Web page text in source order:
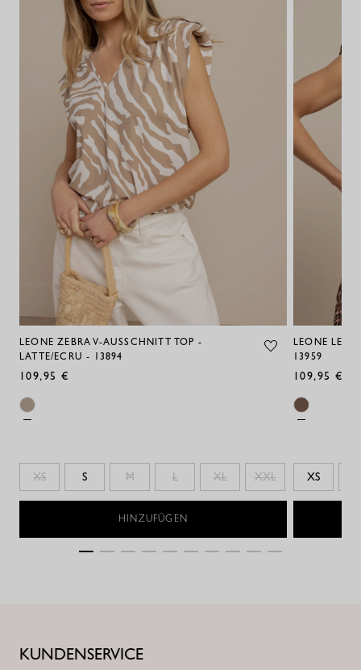
LEONE ZEBRA V-AUSSCHNITT TOP -
LATTE/ECRU - 13894
109,95 €
XS S M L XL XXL
HINZUFÜGEN
LEONE
13959
109,95 €
XS
KUNDENSERVICE